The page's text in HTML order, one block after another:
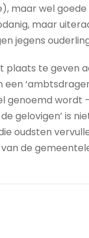
maar wel
maar
jegens
te geven
wordt
gelovigen’ is
oudsten
de